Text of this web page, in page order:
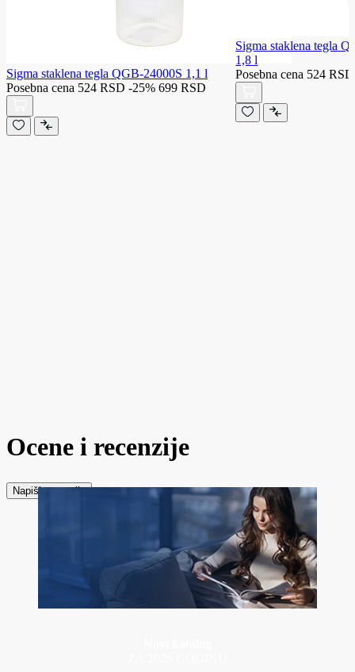
Sigma staklena tegla QGB-24000S 1,1 l
Posebna cena 524 RSD -25% 699 RSD
Sigma staklena tegla
1,8 l
Posebna cena 524 RSD
Ocene i recenzije
Napiši recenziju